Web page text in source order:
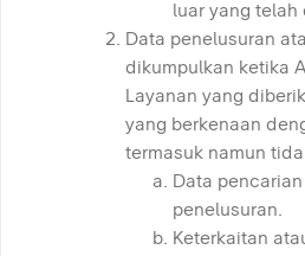
luar yang telah
Data penelusuran
dikumpulkan ketika
Layanan yang
yang berkenaan
termasuk namun
Data
penelusuran.
Keterkaitan